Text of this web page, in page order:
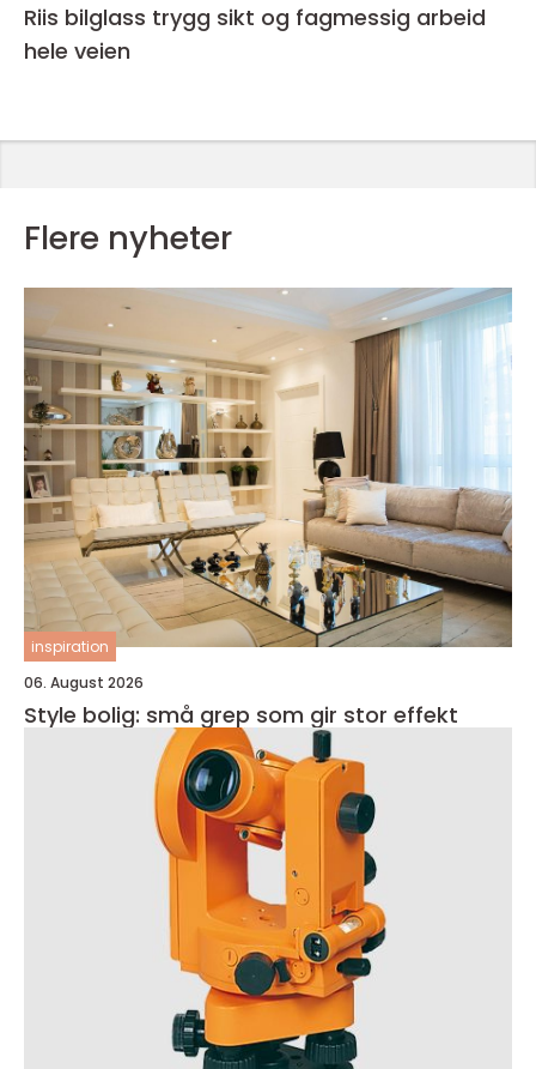
Riis bilglass trygg sikt og fagmessig arbeid
hele veien
Flere nyheter
inspiration
06. August 2026
Style bolig: små grep som gir stor effekt